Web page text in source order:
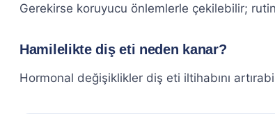
Gerekirse koruyucu önlemlerle çekilebilir;
Hamilelikte diş eti neden kanar?
Hormonal değişiklikler diş eti iltihabını